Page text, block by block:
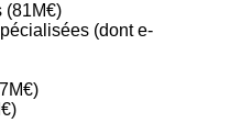
(81M€)
(dont e-